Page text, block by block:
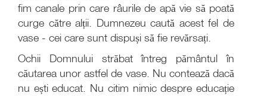
fim canale prin care râurile de apă vie să poată
curge către alții. Dumnezeu caută acest fel de
vase - cei care sunt dispuși să fie revărsați.
Ochii Domnului străbat întreg pământul în
căutarea unor astfel de vase. Nu contează dacă
nu ești educat. Nu citim nimic despre educație